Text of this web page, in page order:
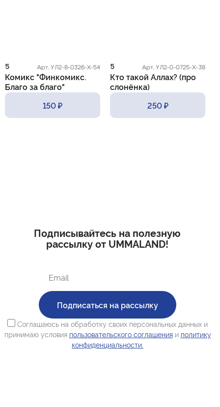
5 Арт. УЛ2-8-0326-Х-54
Комикс "Финкомикс.
Благо за благо"
150 ₽
5 Арт. УЛ2-0-0725-Х-38
Кто такой Аллах? (про
слонёнка)
250 ₽
Подписывайтесь на полезную
рассылку от UMMALAND!
Подписаться на рассылку
Соглашаюсь на обработку своих персональных данных и
принимаю условия пользовательского соглашенияи политику
конфиденциальности.